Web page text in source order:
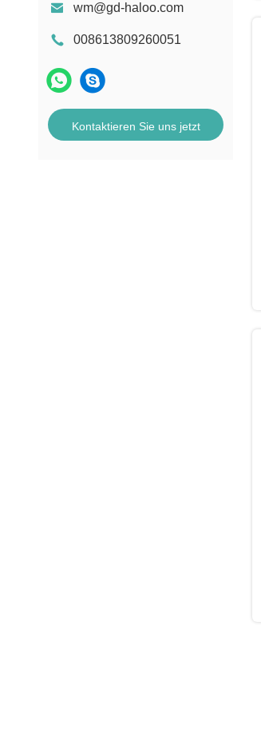
Nagelverkaufsautomaten
Protein Powder Vending Machine
wm@gd-haloo.com
008613809260051
Kontaktieren Sie uns jetzt